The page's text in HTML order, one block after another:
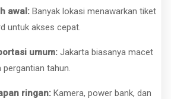
awal: Banyak lokasi menawarkan tiket
untuk akses cepat.
umum: Jakarta biasanya macet
tahun.
ringan: Kamera, power bank, dan